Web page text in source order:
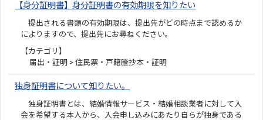
【身分証明書】身分証明書の有効期限を知りたい
提出される書類の有効期限は、提出先がどの時点まで認めるか
によりますので、提出先にお尋ねください。
【カテゴリ】
届出・証明 > 住民票・戸籍謄抄本・証明
独身証明書について知りたい。
独身証明書とは、結婚情報サービス・結婚相談業者に対して入
会を希望する本人から、入会申し込みにあたり自らが独身である